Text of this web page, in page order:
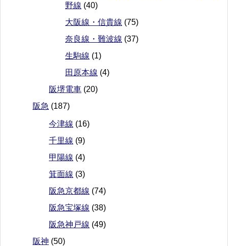
野線 (40)
大阪線・信貴線 (75)
奈良線・難波線 (37)
生駒線 (1)
田原本線 (4)
阪堺電車 (20)
阪急 (187)
今津線 (16)
千里線 (9)
甲陽線 (4)
箕面線 (3)
阪急京都線 (74)
阪急宝塚線 (38)
阪急神戸線 (49)
阪神 (50)